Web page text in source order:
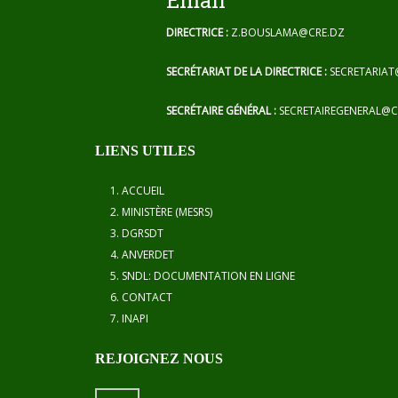
DIRECTRICE : Z.BOUSLAMA@CRE.DZ
SECRÉTARIAT DE LA DIRECTRICE :
SECRÉTAIRE GÉNÉRAL :
LIENS UTILES
ACCUEIL
MINISTÈRE (MESRS)
DGRSDT
ANVERDET
SNDL: DOCUMENTATION EN LIGNE
CONTACT
INAPI
REJOIGNEZ NOUS